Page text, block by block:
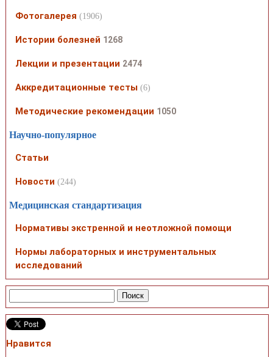
Фотогалерея (1906)
Истории болезней 1268
Лекции и презентации 2474
Аккредитационные тесты (6)
Методические рекомендации 1050
Научно-популярное
Статьи
Новости (244)
Медицинская стандартизация
Нормативы экстренной и неотложной помощи
Нормы лабораторных и инструментальных
исследований
Нравится